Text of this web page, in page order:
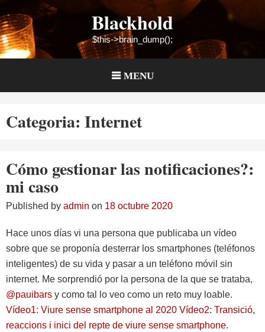
to
content
Blackhold
$this->brain_dump();
MENU
Categoria: Internet
Cómo gestionar las notificaciones?:
mi caso
Published by admin on 18 octubre 2020
Hace unos días vi una persona que publicaba un vídeo
sobre que se proponía desterrar los smartphones (teléfonos
inteligentes) de su vida y pasar a un teléfono móvil sin
internet. Me sorprendió por la persona de la que se trataba,
@pauibars y como tal lo veo como un reto muy loable.
Vídeo1: Viure sense smartphone al 2020 Vídeo2: Transició,
reaccions i inici del repte de viure sense smartphone.